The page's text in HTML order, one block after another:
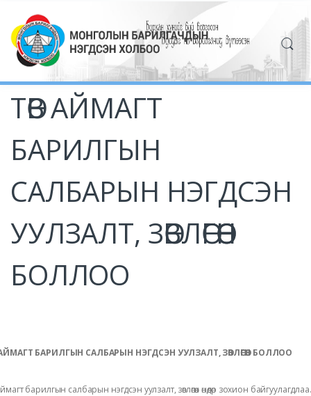
ТӨВ АЙМАГТ
БАРИЛГЫН
САЛБАРЫН НЭГДСЭН
УУЛЗАЛТ, ЗӨВЛӨГӨӨН
БОЛЛОО
АЙМАГТ БАРИЛГЫН САЛБАРЫН НЭГДСЭН УУЛЗАЛТ, ЗӨВЛӨГӨӨН БОЛЛОО
барилгын салбарын нэгдсэн уулзалт, зөвлөгөөн өнөөдөр зохион